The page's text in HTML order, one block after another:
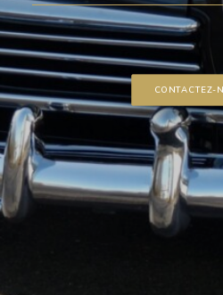
CONTACTEZ-